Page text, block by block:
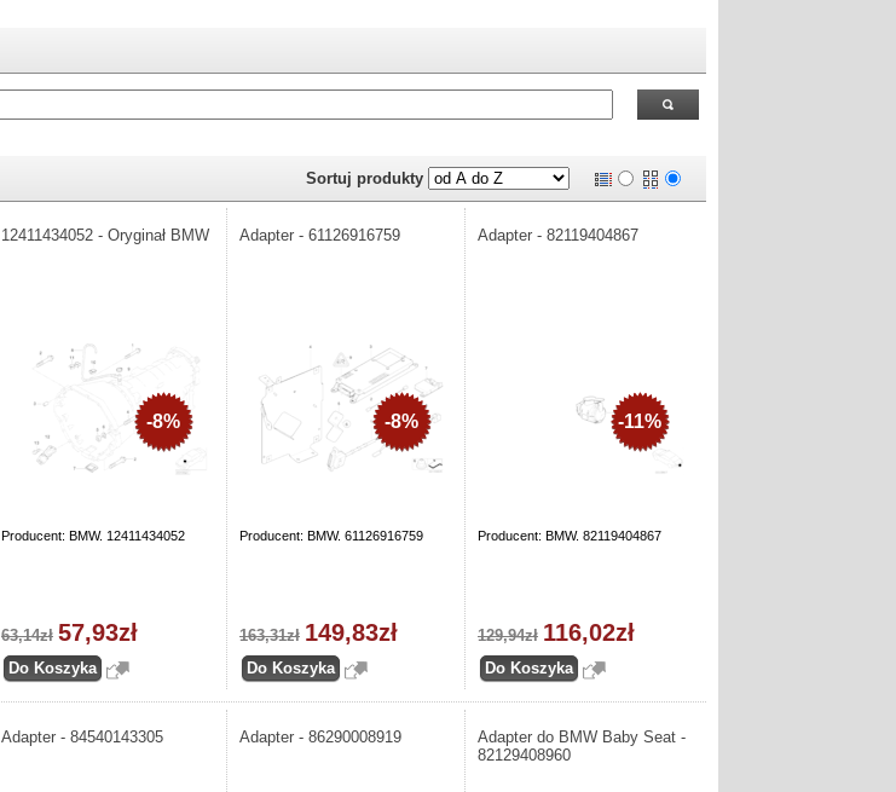
Sortuj produkty
12411434052 - Oryginał BMW
Producent: BMW. 12411434052
-8%
63,14zł 57,93zł
Adapter - 61126916759
Producent: BMW. 61126916759
-8%
163,31zł 149,83zł
Adapter - 82119404867
Producent: BMW. 82119404867
-11%
129,94zł 116,02zł
Adapter - 84540143305 Adapter - 86290008919
Adapter do BMW Baby Seat -
82129408960